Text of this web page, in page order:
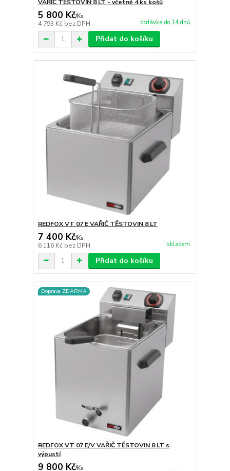
VAŘIČ TĚSTOVIN 8 LT - včetně 4 ks košů
5 800 Kč/Ks
4 793 Kč bez DPH dodávka do 14 dnů
Přidat do košíku
REDFOX VT 07 E VAŘIČ TĚSTOVIN 8 LT
7 400 Kč/Ks
6 116 Kč bez DPH skladem
Přidat do košíku
Doprava ZDARMA
REDFOX VT 07 E/V VAŘIČ TĚSTOVIN 8 LT s
výpustí
9 800 Kč/Ks